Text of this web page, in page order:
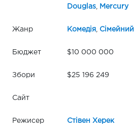
Douglas, Mercury
Жанр Комедія, Сімейний
Бюджет $10 000 000
Збори $25 196 249
Сайт
Режисер Стівен Херек